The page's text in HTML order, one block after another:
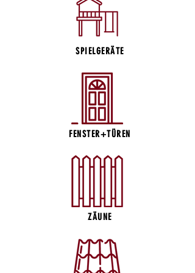
SPIELGERÄTE
FENSTER+TÜREN
ZÄUNE